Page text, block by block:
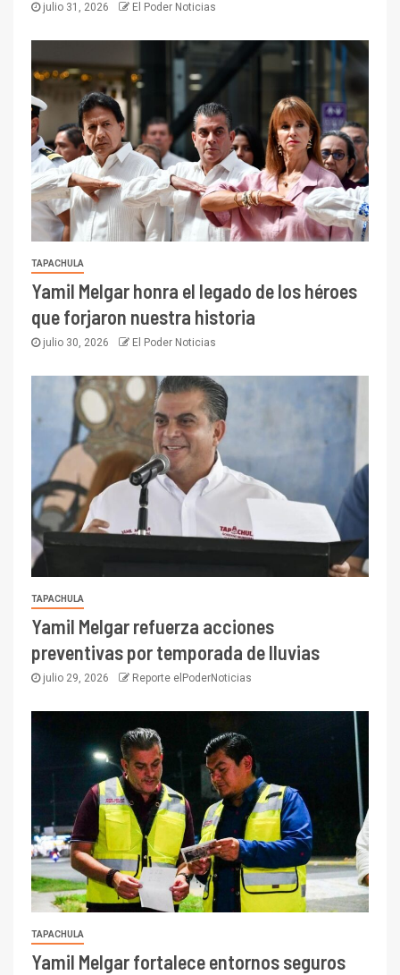
julio 31, 2026 El Poder Noticias
TAPACHULA
Yamil Melgar honra el legado de los héroes
que forjaron nuestra historia
julio 30, 2026 El Poder Noticias
TAPACHULA
Yamil Melgar refuerza acciones
preventivas por temporada de lluvias
julio 29, 2026 Reporte elPoderNoticias
TAPACHULA
Yamil Melgar fortalece entornos seguros